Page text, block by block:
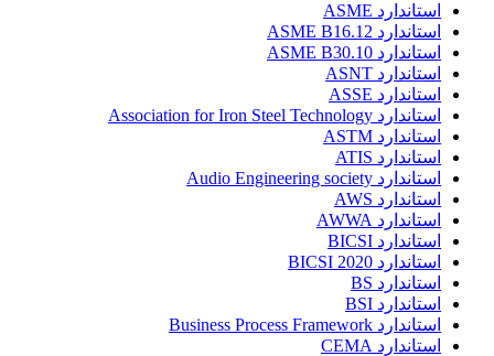
استاندارد ASME
استاندارد ASME B16.12
استاندارد ASME B30.10
استاندارد ASNT
استاندارد ASSE
استاندارد Association for Iron Steel Technology
استاندارد ASTM
استاندارد ATIS
استاندارد Audio Engineering society
استاندارد AWS
استاندارد AWWA
استاندارد BICSI
استاندارد BICSI 2020
استاندارد BS
استاندارد BSI
استاندارد Business Process Framework
استاندارد CEMA